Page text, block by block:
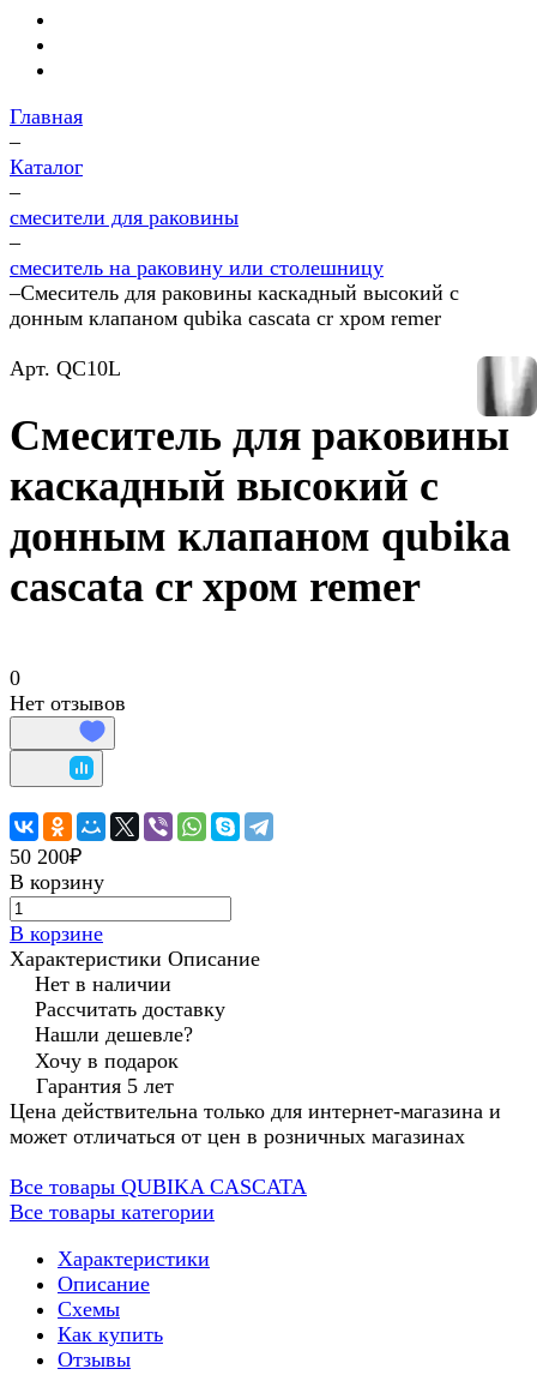
Главная
–
Каталог
–
смесители для раковины
–
смеситель на раковину или столешницу
–Смеситель для раковины каскадный высокий с
донным клапаном qubika cascata cr хром remer
Арт. QC10L
Смеситель для раковины
каскадный высокий с
донным клапаном qubika
cascata cr хром remer
0
Нет отзывов
50 200₽
В корзину
В корзине
Характеристики Описание
Нет в наличии
Рассчитать доставку
Нашли дешевле?
Хочу в подарок
Гарантия 5 лет
Цена действительна только для интернет-магазина и
может отличаться от цен в розничных магазинах
Все товары QUBIKA CASCATA
Все товары категории
Характеристики
Описание
Схемы
Как купить
Отзывы